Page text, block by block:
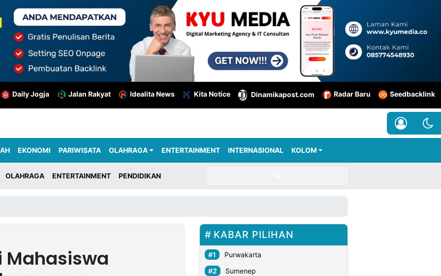
Daily Jogja Jalan Rakyat Idealita News Kita Notice Dinamikapost.com Radar Baru Seedbacklink
EKONOMI PARIWISATA OLAHRAGA ENTERTAINMENT INTERNASIONAL KOLOM
OLAHRAGA ENTERTAINMENT PENDIDIKAN
Mahasiswa
KABAR PILIHAN
Purwakarta
Sumenep